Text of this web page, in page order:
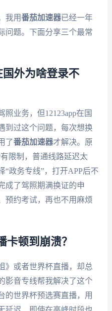
我用番茄加速器已经一年
问题。下面分享三个最常
外为啥登录不
业务，但12123app在国
到过这个问题，每次想换
了番茄加速器才解决。原
限制，普通线路延迟太
“政务专线”，打开APP后不
成了驾照期满换证的申
预约考试，再也不用麻烦
卡顿到崩溃？
》或者世界杯直播，却总
影音专线帮我解决了这个
的世界杯预选赛直播，用